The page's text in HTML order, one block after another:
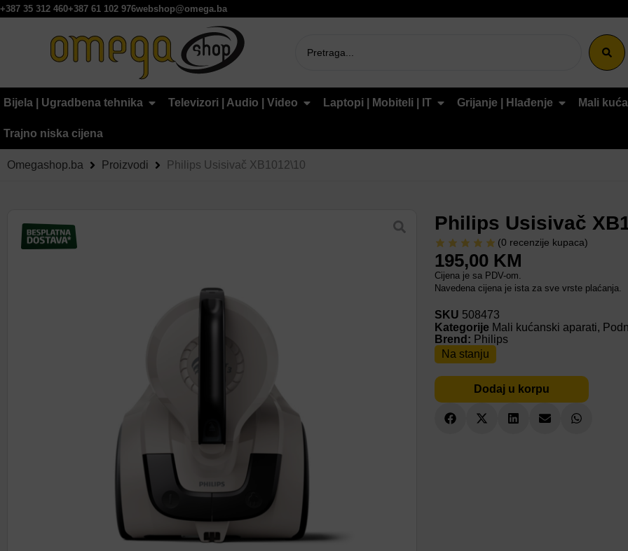
+387 35 312 460+387 61 102 976webshop@omega.ba
Bijela | Ugradbena tehnika Televizori | Audio | Video Laptopi | Mobiteli | IT Grijanje | Hlađenje Mali
Trajno niska cijena
Omegashop.ba Proizvodi Philips Usisivač XB1012\10
Philips Usisivač
(0 recenzije kupaca)
195,00 KM
Cijena je sa PDV-om.
Navedena cijena je ista za sve vrste plaćanja.
SKU 508473
Kategorije Mali kućanski aparati,
Brend: Philips
Na stanju
Dodaj u korpu